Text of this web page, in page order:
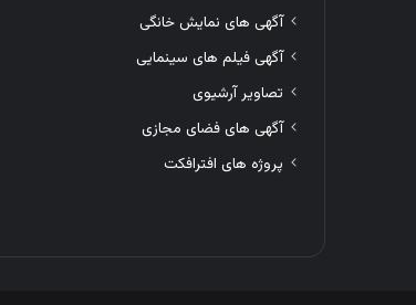
آگهی های نمایش خانگی
آگهی فیلم های سینمایی
تصاویر آرشیوی
آگهی های فضای مجازی
پروژه های افترافکت